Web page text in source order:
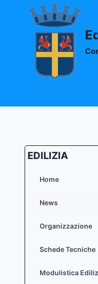
contenuto
EDILIZIA
Home
News
Organizzazione
Schede Tecniche
Modulistica